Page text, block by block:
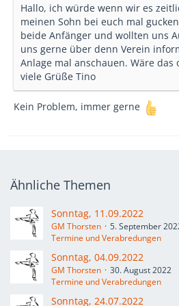
Hallo, ich würde wenn wir es
meinen Sohn bei euch mal
beide Anfänger und wollten uns
uns gerne über denn Verein
Anlage mal anschauen. Wäre das
viele Grüße Tino
Kein Problem, immer gerne
Ähnliche Themen
Sonntag, 11.09.2022
GM Thorsten
5. September
Termine und Verabredungen
Sonntag, 04.09.2022
GM Thorsten
30. August 2022
Termine und Verabredungen
Sonntag, 24.07.2022